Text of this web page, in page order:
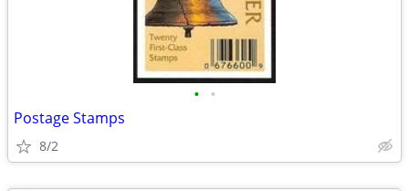
• •
Postage Stamps
8/2